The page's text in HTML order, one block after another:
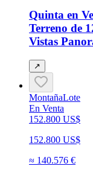
Quinta en
Terreno de
Vistas
↗
MontañaLote
En Venta
152.800 US$
152.800 US$
≈ 140.576 €